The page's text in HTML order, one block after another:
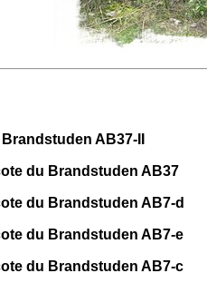
AB37-II
du Brandstuden AB37
du Brandstuden AB7-d
du Brandstuden AB7-e
du Brandstuden AB7-c